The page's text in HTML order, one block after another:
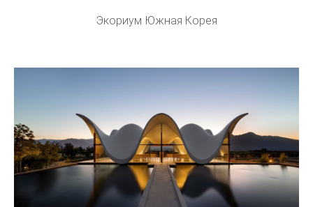
Экориум Южная Корея